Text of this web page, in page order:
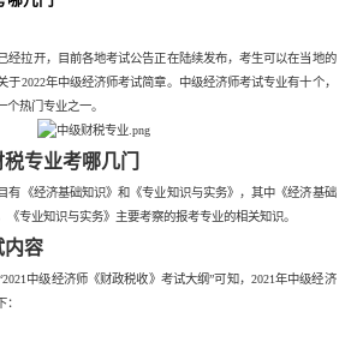
经拉开，目前各地考试公告正在陆续发布，考生可以在当地的
于2022年中级经济师考试简章。中级经济师考试专业有十个，
热门专业之一。
专业考哪几门
有《经济基础知识》和《专业知识与实务》，其中《经济基础
《专业知识与实务》主要考察的报考专业的相关知识。
内容
中级经济师《财政税收》考试大纲”可知，2021年中级经济